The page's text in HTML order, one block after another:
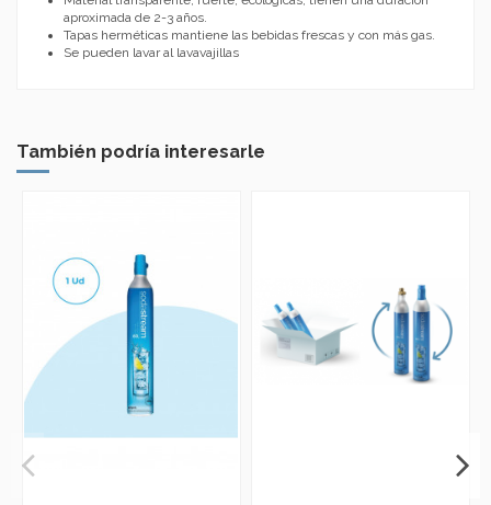
aproximada de 2-3 años.
Tapas herméticas mantiene las bebidas frescas y con más gas.
Se pueden lavar al lavavajillas
También podría interesarle